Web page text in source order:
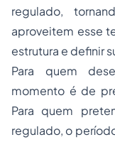
regulado,
aproveitem esse
estrutura e definir
Para quem
momento é de
Para quem
regulado, o